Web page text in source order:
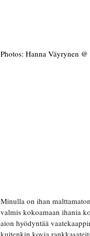
Photos: Hanna Väyrynen
Minulla on ihan
valmis kokoamaan ihania
aion hyödyntää
kuitenkin kovia